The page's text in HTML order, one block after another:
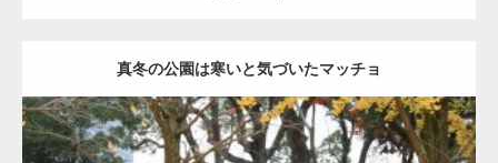
真冬の公園は寒いと気づいたマッチョ